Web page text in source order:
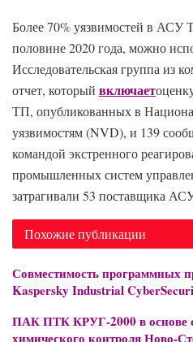
Более 70% уязвимостей в АСУ
половине 2020 года, можно
Исследовательская группа из
отчет, который включает
ТП, опубликованных в
уязвимостям (NVD), и 139
командой экстренного
промышленных систем
затрагивали 53 поставщика
Похожие публикации
Совместимость программных
Kaspersky Industrial
ПАК ПТК КРУГ-2000 в основе
химического контроля Ново-